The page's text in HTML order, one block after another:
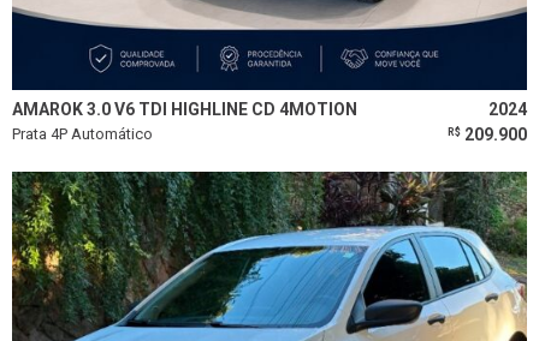
AMAROK 3.0 V6 TDI HIGHLINE CD 4MOTION 2024
Prata 4P Automático R$ 209.900